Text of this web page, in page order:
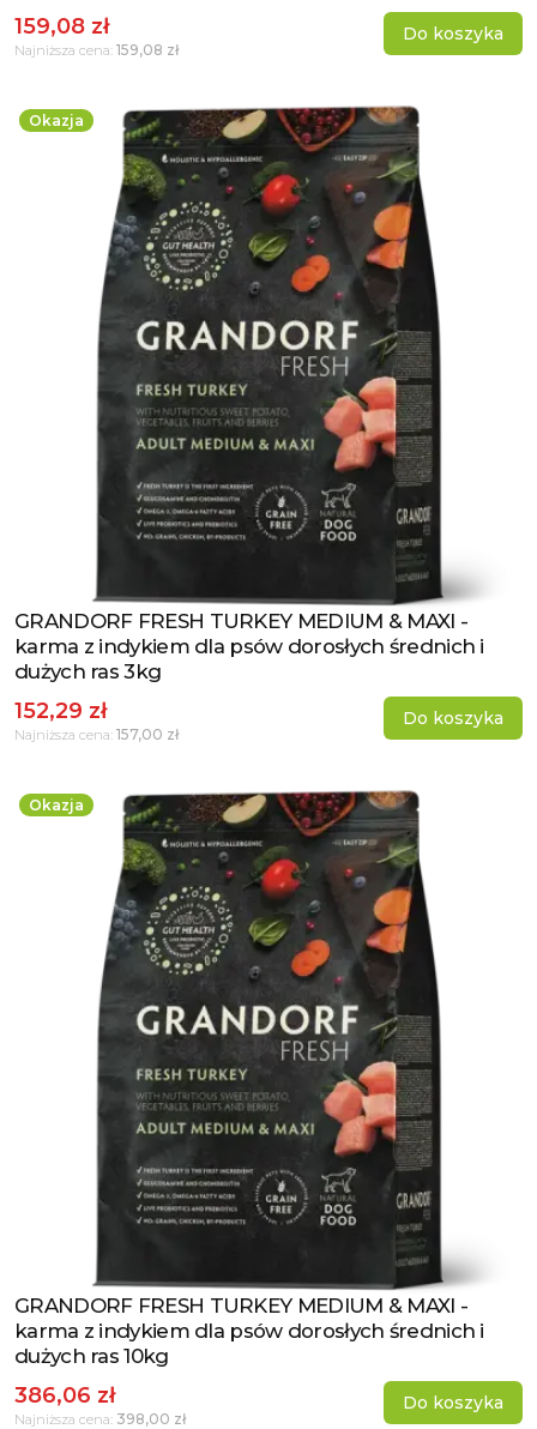
159,08 zł
Najniższa cena: 159,08 zł
Do koszyka
Okazja
Zobacz produkt
GRANDORF FRESH TURKEY MEDIUM & MAXI -
karma z indykiem dla psów dorosłych średnich i
dużych ras 3kg
152,29 zł
Najniższa cena: 157,00 zł
Do koszyka
Okazja
Zobacz produkt
GRANDORF FRESH TURKEY MEDIUM & MAXI -
karma z indykiem dla psów dorosłych średnich i
dużych ras 10kg
386,06 zł
Najniższa cena: 398,00 zł
Do koszyka